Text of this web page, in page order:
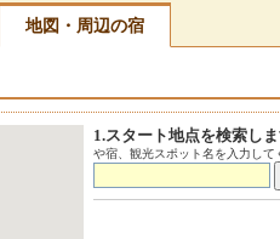
地図・周辺の宿
1.スタート地点を検索しま
や宿、観光スポット名を入力して